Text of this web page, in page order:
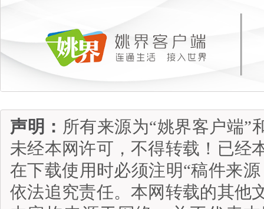
声明： 所有来源为“姚界客户端”
未经本网许可，不得转载！已经
在下载使用时必须注明“稿件来
依法追究责任。本网转载的其他